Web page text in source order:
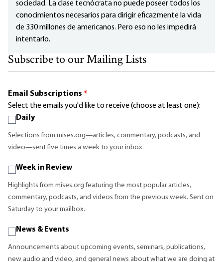
sociedad. La clase tecnócrata no puede poseer todos los
conocimientos necesarios para dirigir eficazmente la vida
de 330 millones de americanos. Pero eso no les impedirá
intentarlo.
Subscribe to our Mailing Lists
Email Subscriptions *
Select the emails you'd like to receive (choose at least one):
Daily
Selections from mises.org—articles, commentary, podcasts, and
video—sent five times a week to your inbox.
Week in Review
Highlights from mises.org featuring the most popular articles,
commentary, podcasts, and videos from the previous week. Sent on
Saturday to your mailbox.
News & Events
Announcements about upcoming events, seminars, publications,
new audio and video, and general news about what we are doing at